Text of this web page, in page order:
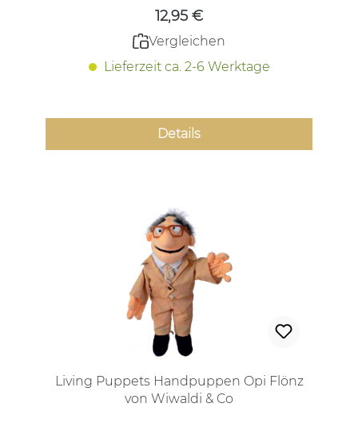
12,95 €
Vergleichen
Lieferzeit ca. 2-6 Werktage
Details
Living Puppets Handpuppen Opi Flönz
von Wiwaldi & Co